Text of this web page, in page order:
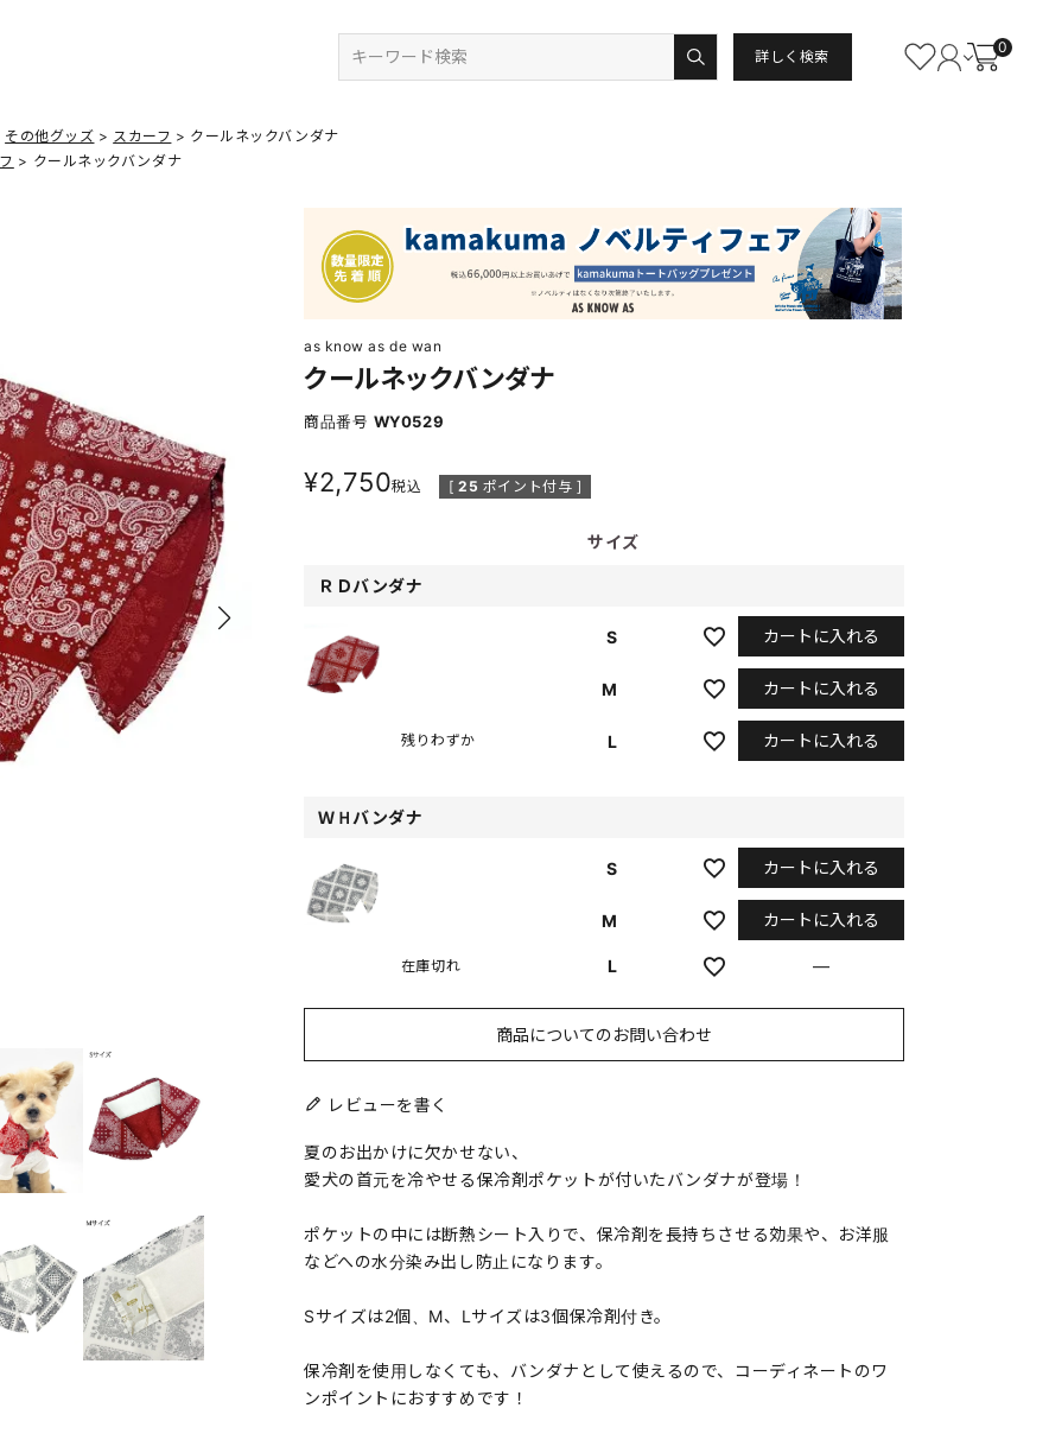
詳しく検索
0
その他グッズ スカーフ
クールネックバンダナ
クールネックバンダナ
as know as de wan
クールネックバンダナ
商品番号 WY0529
¥2,750税込 [ 25 ポイント付与 ]
サイズ
ＲＤバンダナ
S カートに入れる
M カートに入れる
L
残りわずか カートに入れる
ＷＨバンダナ
S カートに入れる
M カートに入れる
L
在庫切れ —
商品についてのお問い合わせ
レビューを書く
夏のお出かけに欠かせない、
愛犬の首元を冷やせる保冷剤ポケットが付いたバンダナが登場！
ポケットの中には断熱シート入りで、保冷剤を長持ちさせる効果や、お洋服
などへの水分染み出し防止になります。
Sサイズは2個、M、Lサイズは3個保冷剤付き。
保冷剤を使用しなくても、バンダナとして使えるので、コーディネートのワ
ンポイントにおすすめです！